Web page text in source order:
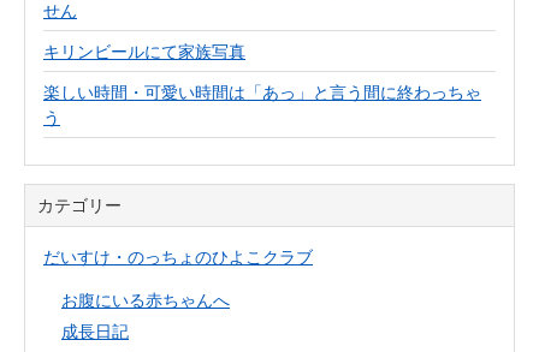
せん
キリンビールにて家族写真
楽しい時間・可愛い時間は「あっ」と言う間に終わっちゃ
う
カテゴリー
だいすけ・のっちょのひよこクラブ
お腹にいる赤ちゃんへ
成長日記